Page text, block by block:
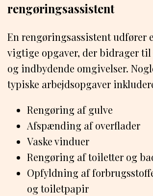
rengøringsassistent
En rengøringsassistent udfører
vigtige opgaver, der bidrager til
og indbydende omgivelser.
typiske arbejdsopgaver
Rengøring af gulve
Afspænding af overflader
Vaske vinduer
Rengøring af toiletter og
Opfyldning af
og toiletpapir